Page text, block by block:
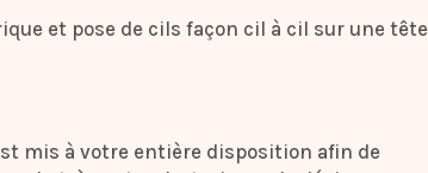
et pose de cils façon cil à cil sur une tête
mis à votre entière disposition afin de